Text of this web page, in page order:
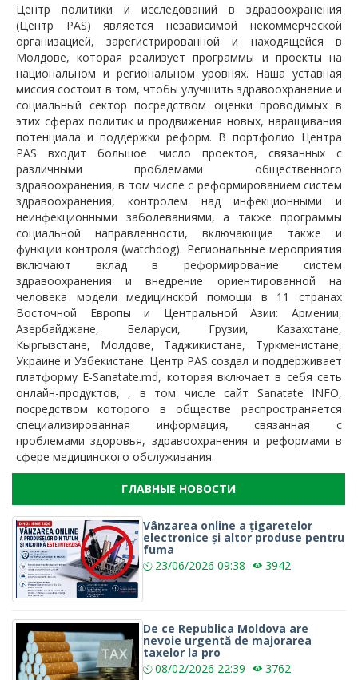
Центр политики и исследований в здравоохранения
(Центр PAS) является независимой некоммерческой
организацией, зарегистрированной и находящейся в
Молдове, которая реализует программы и проекты на
национальном и региональном уровнях. Наша уставная
миссия состоит в том, чтобы улучшить здравоохранение и
социальный сектор посредством оценки проводимых в
этих сферах политик и продвижения новых, наращивания
потенциала и поддержки реформ. В портфолио Центра
PAS входит большое число проектов, связанных с
различными проблемами общественного
здравоохранения, в том числе с реформированием систем
здравоохранения, контролем над инфекционными и
неинфекционными заболеваниями, а также программы
социальной направленности, включающие также и
функции контроля (watchdog). Региональные мероприятия
включают вклад в реформирование систем
здравоохранения и внедрение ориентированной на
человека модели медицинской помощи в 11 странах
Восточной Европы и Центральной Азии: Армении,
Азербайджане, Беларуси, Грузии, Казахстане,
Кыргызстане, Молдове, Таджикистане, Туркменистане,
Украине и Узбекистане. Центр PAS создал и поддерживает
платформу E-Sanatate.md, которая включает в себя сеть
онлайн-продуктов, , в том числе сайт Sanatate INFO,
посредством которого в обществе распространяется
специализированная информация, связанная с
проблемами здоровья, здравоохранения и реформами в
сфере медицинского обслуживания.
ГЛАВНЫЕ НОВОСТИ
Vânzarea online a țigaretelor
electronice și altor produse pentru
fuma
23/06/2026 09:38 3942
De ce Republica Moldova are
nevoie urgentă de majorarea
taxelor la pro
08/02/2026 22:39 3762